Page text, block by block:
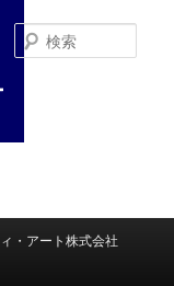
索
・アート株式会社